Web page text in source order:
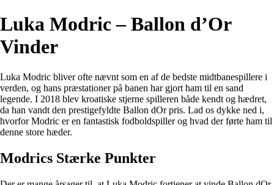
Luka Modric – Ballon d’Or
Vinder
Luka Modric bliver ofte nævnt som en af de bedste midtbanespillere i
verden, og hans præstationer på banen har gjort ham til en sand
legende. I 2018 blev kroatiske stjerne spilleren både kendt og hædret,
da han vandt den prestigefyldte Ballon dOr pris. Lad os dykke ned i,
hvorfor Modric er en fantastisk fodboldspiller og hvad der førte ham til
denne store hæder.
Modrics Stærke Punkter